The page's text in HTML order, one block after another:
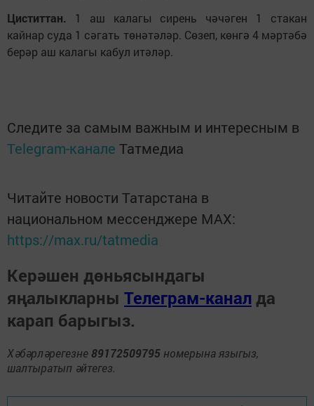
Циститтан. 1 аш калагы сирень чәчәген 1 стакан
кайнар суда 1 сәгать төнәтәләр. Сөзеп, көнгә 4 мәртәбә
берәр аш калагы кабул итәләр.
Следите за самым важным и интересным в
Telegram-канале Татмедиа
Читайте новости Татарстана в
национальном мессенджере MАХ:
https://max.ru/tatmedia
Керәшен дөньясындагы
яңалыкларны Телеграм-канал да
карап барыгыз.
Хәбәрләрегезне 89172509795 номерына языгыз,
шалтыратып әйтегез.